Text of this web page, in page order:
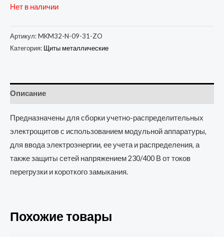
Нет в наличии
Артикул:MKM32-N-09-31-ZO
Категория: Щиты металлические
Описание
Предназначены для сборки учетно-распределительных
электрощитов с использованием модульной аппаратуры,
для ввода электроэнергии, ее учета и распределения, а
также защиты сетей напряжением 230/400 В от токов
перегрузки и короткого замыкания.
Похожие товары